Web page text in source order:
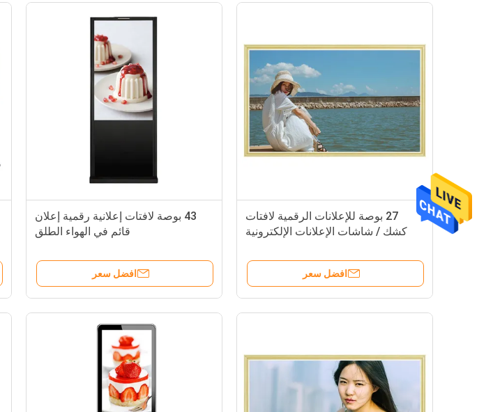
43 بوصة لافتات إعلانية رقمية إعلان
قائم في الهواء الطلق
افضل سعر
27 بوصة للإعلانات الرقمية لافتات
كشك / شاشات الإعلانات الإلكترونية
افضل سعر